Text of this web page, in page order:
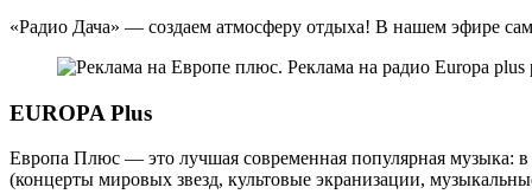
«Радио Дача» — создаем атмосферу отдыха! В нашем эфире
EUROPA Plus
Европа Плюс — это лучшая современная популярная музыка:
(концерты мировых звезд, культовые экранизации,